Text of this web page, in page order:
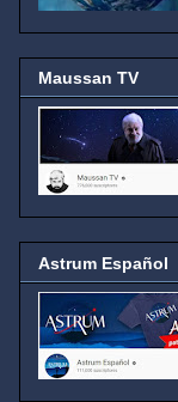
Maussan TV
Astrum Español